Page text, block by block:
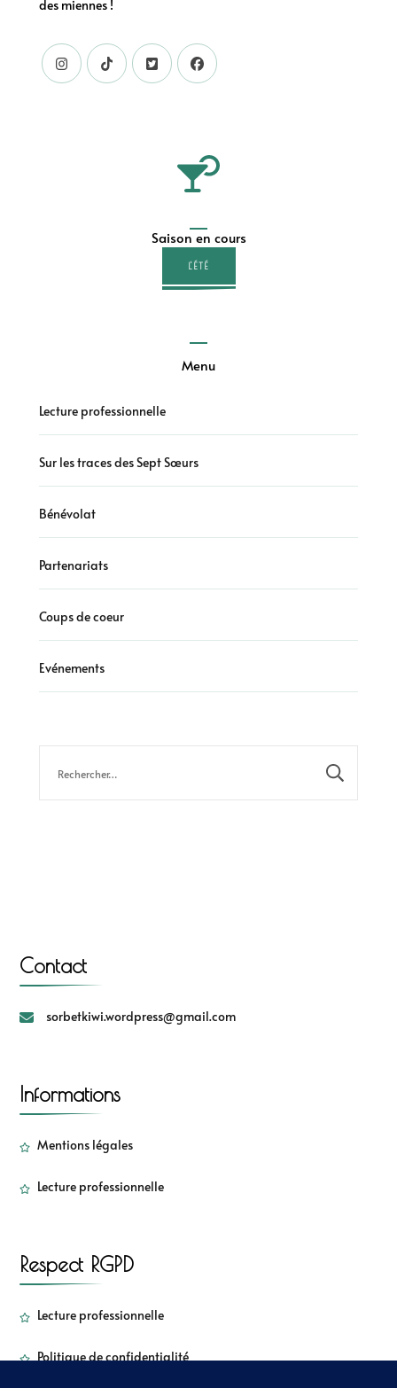
des miennes !
Saison en cours
L'ÉTÉ
Menu
Lecture professionnelle
Sur les traces des Sept Sœurs
Bénévolat
Partenariats
Coups de coeur
Evénements
Contact
sorbetkiwi.wordpress@gmail.com
Informations
Mentions légales
Lecture professionnelle
Respect RGPD
Lecture professionnelle
Politique de confidentialité